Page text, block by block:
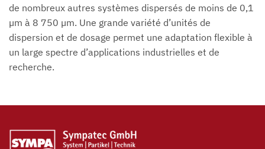
de nombreux autres systèmes dispersés de moins de 0,1
µm à 8 750 µm. Une grande variété d’unités de
dispersion et de dosage permet une adaptation flexible à
un large spectre d’applications industrielles et de
recherche.